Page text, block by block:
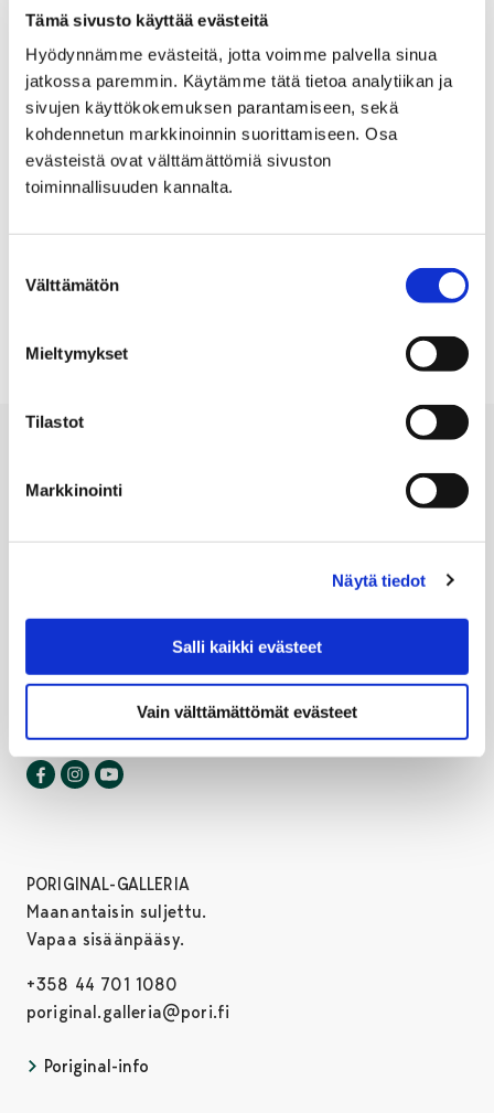
Tämä sivusto käyttää evästeitä
Hyödynnämme evästeitä, jotta voimme palvella sinua
jatkossa paremmin. Käytämme tätä tietoa analytiikan ja
sivujen käyttökokemuksen parantamiseen, sekä
kohdennetun markkinoinnin suorittamiseen. Osa
evästeistä ovat välttämättömiä sivuston
toiminnallisuuden kannalta.
valinta
Välttämätön
Mieltymykset
Tilastot
Markkinointi
Näytä tiedot
Salli kaikki evästeet
Vain välttämättömät evästeet
katutaideteosta (11.01.2013)
Tiedot
Taiteilija: Felice Varini
01.02.2013 – 26.05.2013
Tila: HALLI
FI-28100 Pori, Finland
taidemuseo@pori.fi
Porin taidemuseo Facebookissa
Avautuu uudessa välilehdessä
Porin taidemuseo Instagrammissa
Avautuu uudessa välilehdessä
PORIGINAL-GALLERIA
Maanantaisin suljettu.
Vapaa sisäänpääsy.
+358 44 701 1080
poriginal.galleria@pori.fi
Poriginal-info